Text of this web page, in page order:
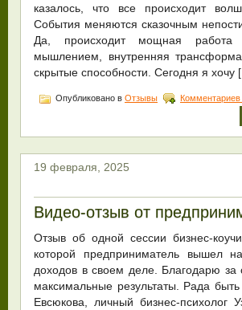
казалось, что все происходит
События меняются сказочным
Да, происходит мощная работа
мышлением, внутренняя
скрытые способности. Сегодня я хочу
Опубликовано в Отзывы Комментариев
19 февраля, 2025
Видео-отзыв от
Отзыв об одной сессии бизнес-
которой предприниматель вышел
доходов в своем деле. Благодарю за
максимальные результаты. Рада
Евсюкова, личный бизнес-психолог